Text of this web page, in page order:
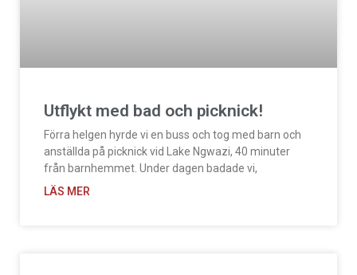
Utflykt med bad och picknick!
Förra helgen hyrde vi en buss och tog med barn och
anställda på picknick vid Lake Ngwazi, 40 minuter
från barnhemmet. Under dagen badade vi,
LÄS MER